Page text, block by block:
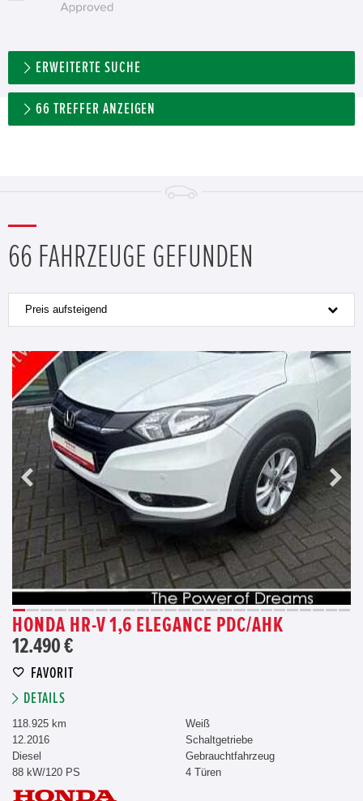
ERWEITERTE SUCHE
66 TREFFER ANZEIGEN
66 FAHRZEUGE GEFUNDEN
Preis aufsteigend
HONDA HR-V 1,6 ELEGANCE PDC/AHK
12.490 €
FAVORIT
DETAILS
118.925 km
12.2016
Diesel
88 kW/120 PS
Weiß
Schaltgetriebe
Gebrauchtfahrzeug
4 Türen